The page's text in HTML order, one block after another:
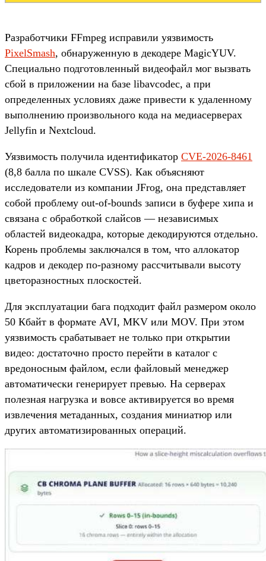
Разработчики FFmpeg исправили уязвимость
PixelSmash, обнаруженную в декодере MagicYUV.
Специально подготовленный видеофайл мог вызвать
сбой в приложении на базе libavcodec, а при
определенных условиях даже привести к удаленному
выполнению произвольного кода на медиасерверах
Jellyfin и Nextcloud.
Уязвимость получила идентификатор CVE-2026-8461
(8,8 балла по шкале CVSS). Как объясняют
исследователи из компании JFrog, она представляет
собой проблему out-of-bounds записи в буфере хипа и
связана с обработкой слайсов — независимых
областей видеокадра, которые декодируются отдельно.
Корень проблемы заключался в том, что аллокатор
кадров и декодер по-разному рассчитывали высоту
цветоразностных плоскостей.
Для эксплуатации бага подходит файл размером около
50 Кбайт в формате AVI, MKV или MOV. При этом
уязвимость срабатывает не только при открытии
видео: достаточно просто перейти в каталог с
вредоносным файлом, если файловый менеджер
автоматически генерирует превью. На серверах
полезная нагрузка и вовсе активируется во время
извлечения метаданных, создания миниатюр или
других автоматизированных операций.